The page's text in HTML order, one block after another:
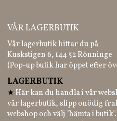
VÅR LAGERBUTIK
Vår lagerbutik hittar du på
Kuskstigen 6, 144 52 Rönninge
(Pop-up butik har öppet efter
LAGERBUTIK
★ Här kan du handla i vår
vår lagerbutik, slipp onödig
webshop och välj "hämta i butik".